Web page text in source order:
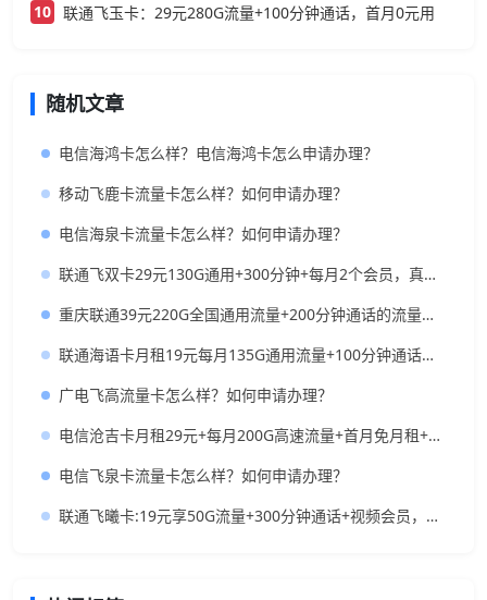
10 联通飞玉卡：29元280G流量+100分钟通话，首月0元用
随机文章
电信海鸿卡怎么样？电信海鸿卡怎么申请办理？
移动飞鹿卡流量卡怎么样？如何申请办理？
电信海泉卡流量卡怎么样？如何申请办理？
联通飞双卡29元130G通用+300分钟+每月2个会员，真香还是套路？
重庆联通39元220G全国通用流量+200分钟通话的流量卡怎么办理？
联通海语卡月租19元每月135G通用流量+100分钟通话时长
广电飞高流量卡怎么样？如何申请办理？
电信沧吉卡月租29元+每月200G高速流量+首月免月租+套餐长期有效
电信飞泉卡流量卡怎么样？如何申请办理？
联通飞曦卡:19元享50G流量+300分钟通话+视频会员，香到飞起！